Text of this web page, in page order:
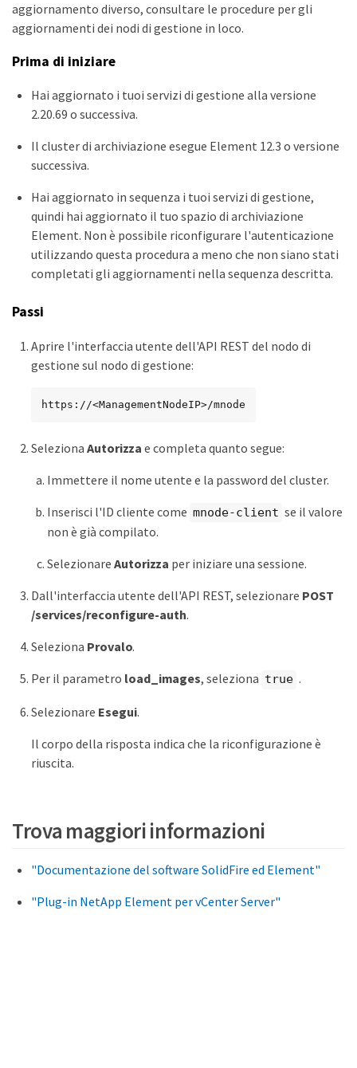
aggiornamento diverso, consultare le procedure per gli
aggiornamenti dei nodi di gestione in loco.
Prima di iniziare
Hai aggiornato i tuoi servizi di gestione alla versione
2.20.69 o successiva.
Il cluster di archiviazione esegue Element 12.3 o versione
successiva.
Hai aggiornato in sequenza i tuoi servizi di gestione,
quindi hai aggiornato il tuo spazio di archiviazione
Element. Non è possibile riconfigurare l'autenticazione
utilizzando questa procedura a meno che non siano stati
completati gli aggiornamenti nella sequenza descritta.
Passi
Aprire l'interfaccia utente dell'API REST del nodo di
gestione sul nodo di gestione:
https://<ManagementNodeIP>/mnode
Seleziona Autorizza e completa quanto segue:
Immettere il nome utente e la password del cluster.
Inserisci l'ID cliente come mnode-client se il valore
non è già compilato.
Selezionare Autorizza per iniziare una sessione.
Dall'interfaccia utente dell'API REST, selezionare POST
/services/reconfigure-auth.
Seleziona Provalo.
Per il parametro load_images, seleziona true .
Selezionare Esegui.
Il corpo della risposta indica che la riconfigurazione è
riuscita.
Trova maggiori informazioni
"Documentazione del software SolidFire ed Element"
"Plug-in NetApp Element per vCenter Server"